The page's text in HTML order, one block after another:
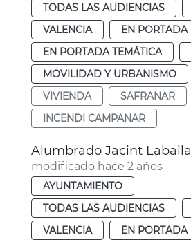
TODAS LAS AUDIENCIAS
VALENCIA
EN PORTADA
EN PORTADA TEMÁTICA
MOVILIDAD Y URBANISMO
VIVIENDA
SAFRANAR
INCENDI CAMPANAR
Alumbrado Jacint Labaila
modificado hace 2 años
AYUNTAMIENTO
TODAS LAS AUDIENCIAS
VALENCIA
EN PORTADA